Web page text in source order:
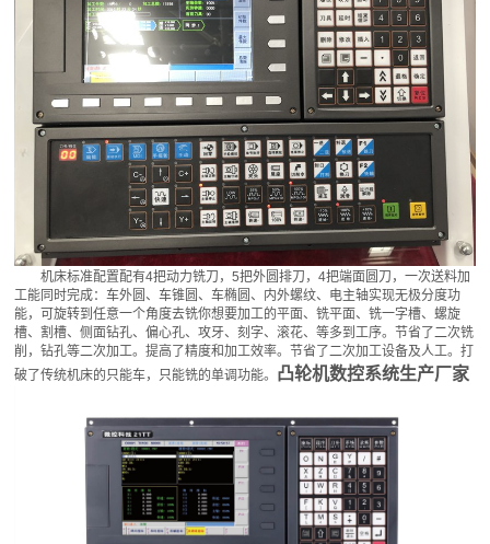
机床标准配置配有4把动力铣刀，5把外圆排刀，4把端面圆刀，一次送料加
工能同时完成：车外圆、车锥圆、车椭圆、内外螺纹、电主轴实现无极分度功
能，可旋转到任意一个角度去铣你想要加工的平面、铣平面、铣一字槽、螺旋
槽、割槽、侧面钻孔、偏心孔、攻牙、刻字、滚花、等多到工序。节省了二次铣
削，钻孔等二次加工。提高了精度和加工效率。节省了二次加工设备及人工。打
破了传统机床的只能车，只能铣的单调功能。 凸轮机数控系统生产厂家